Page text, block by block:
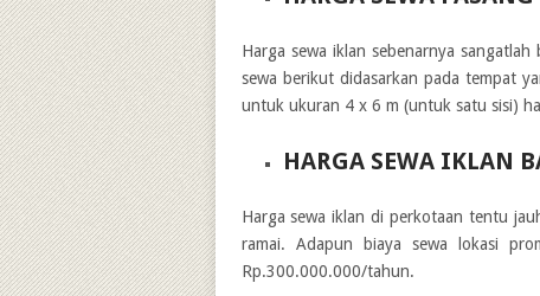
Harga sewa iklan sebenarnya
sewa berikut didasarkan pada tempat
untuk ukuran 4 x 6 m (untuk satu sisi)
HARGA SEWA IKLAN
Harga sewa iklan di perkotaan tentu
ramai. Adapun biaya sewa lokasi
Rp.300.000.000/tahun.